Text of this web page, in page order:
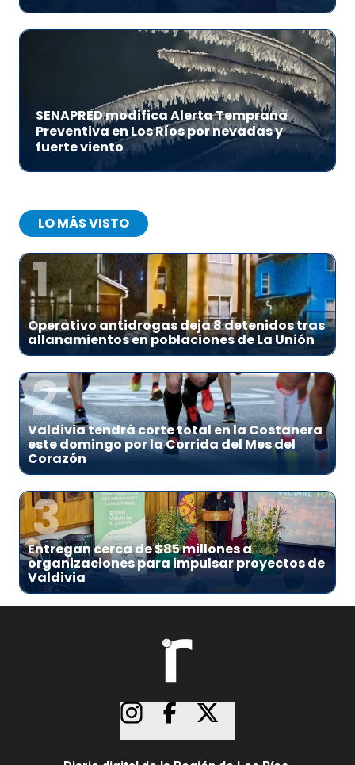
SENAPRED modifica Alerta Temprana
Preventiva en Los Ríos por nevadas y
fuerte viento
LO MÁS VISTO
1
Operativo antidrogas deja 8 detenidos tras
allanamientos en poblaciones de La Unión
2
Valdivia tendrá corte total en la Costanera
este domingo por la Corrida del Mes del
Corazón
3
Entregan cerca de $85 millones a
organizaciones para impulsar proyectos de
Valdivia